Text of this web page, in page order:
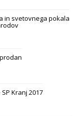
in svetovnega pokala
Kranj 2017